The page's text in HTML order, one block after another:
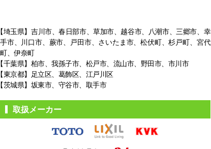
埼玉県】吉川市、春日部市、草加市、越谷市、八潮市、三郷市、幸
手市、
川口市、蕨市、戸田市、さいたま市、松伏町、杉戸町、宮代
町、伊奈町
千葉県】柏市、我孫子市、松戸市、 流山市、野田市、市川市
東京都】足立区、葛飾区、江戸川区
茨城県】坂東市、守谷市、取手市
取扱メーカー